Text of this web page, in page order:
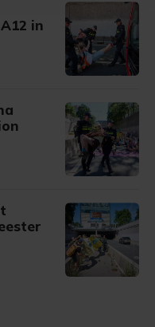
Op
bekijken en je
in